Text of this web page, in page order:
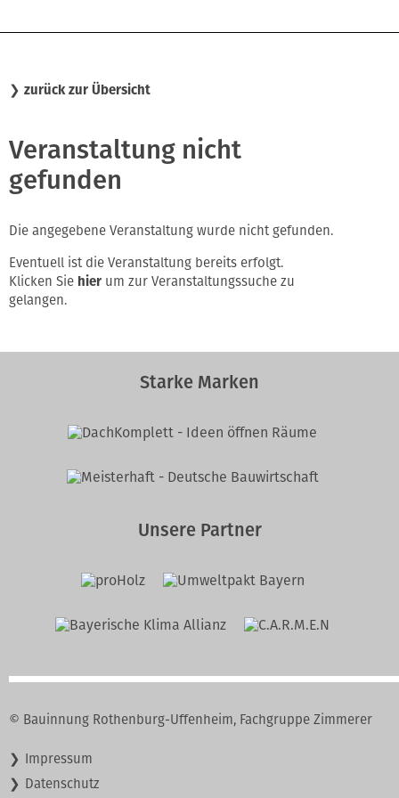
❯ zurück zur Übersicht
Veranstaltung nicht
gefunden
Die angegebene Veranstaltung wurde nicht gefunden.
Eventuell ist die Veranstaltung bereits erfolgt.
Klicken Sie hier um zur Veranstaltungssuche zu
gelangen.
Starke Marken
Unsere Partner
© Bauinnung Rothenburg-Uffenheim, Fachgruppe Zimmerer
Navigation
überspringen
Impressum
Datenschutz